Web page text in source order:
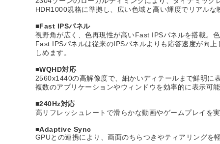
HDR1000規格に準拠し、広い色域と高い輝度でリアル
■Fast IPSパネル
視野角が広く、色再現性が高いFast IPSパネルを搭載。
Fast IPSパネルは従来のIPSパネルよりも応答速度が向
しめます。
■WQHD対応
2560x1440の高解像度で、細かいディテールまで鮮明に
複数のアプリケーションやウィンドウを効率的に表示可
■240Hz対応
高リフレッシュレートで滑らかな動画やゲームプレイを
■Adaptive Sync
GPUとの連携により、画面のちらつきやティアリングを